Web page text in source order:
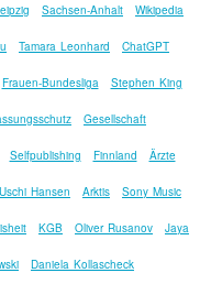
Sachsen-Anhalt Wikipedia
Tamara Leonhard ChatGPT
Frauen-Bundesliga Stephen King
Gesellschaft
Selfpublishing Finnland Ärzte
Uschi Hansen Arktis Sony Music
KGB Oliver Rusanov Jaya
Daniela Kollascheck